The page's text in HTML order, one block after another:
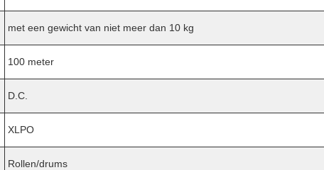
met een gewicht van niet meer dan 10 kg
100 meter
D.C.
XLPO
Rollen/drums